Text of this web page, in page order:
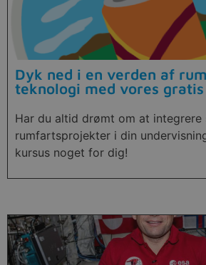
Dyk ned i en verden af
teknologi med vores
Har du altid drømt om at
rumfartsprojekter i din
kursus noget for dig!